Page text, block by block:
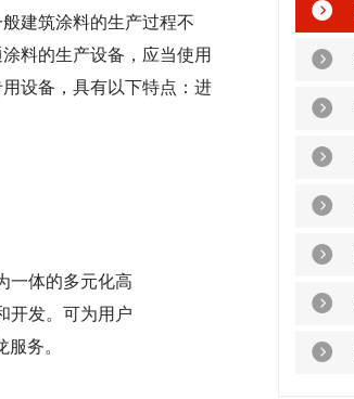
建筑涂料的生产过程不
料的生产设备，应当使用
设备，具有以下特点：进
一体的多元化高
开发。可为用户
务。